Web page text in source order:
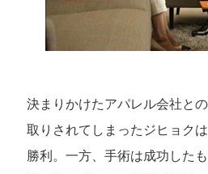
決まりかけたアパレル会社と
取りされてしまったジヒョク
勝利。一方、手術は成功した